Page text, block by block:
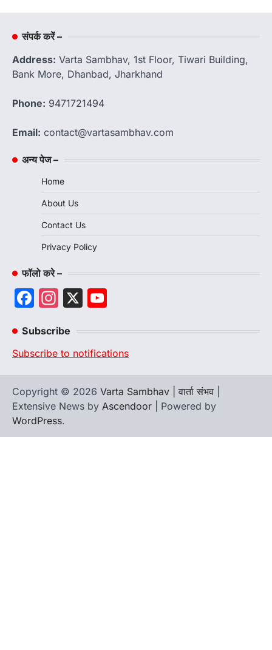
संपर्क करें –
Address: Varta Sambhav, 1st Floor, Tiwari Building,
Bank More, Dhanbad, Jharkhand
Phone: 9471721494
Email: contact@vartasambhav.com
अन्य पेज –
Home
About Us
Contact Us
Privacy Policy
फॉलो करे –
Facebook
Instagram
X
Subscribe
Subscribe to notifications
Copyright © 2026 Varta Sambhav | वार्ता संभव
Extensive News by Ascendoor | Powered by
WordPress.